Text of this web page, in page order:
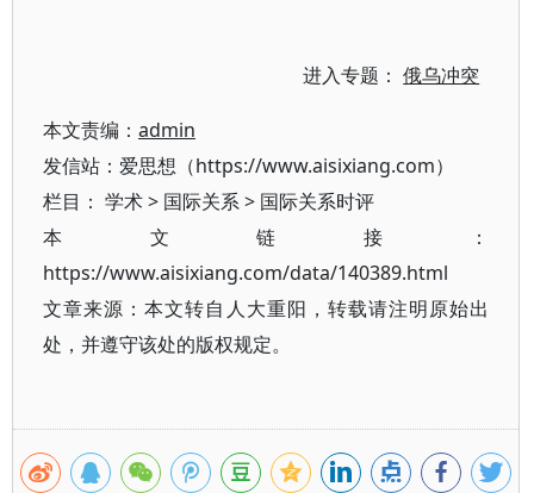
进入专题：俄乌冲突
本文责编： admin
发信站：爱思想（https://www.aisixiang.com）
栏目： 学术> 国际关系> 国际关系时评
本文链接：
https://www.aisixiang.com/data/140389.html
文章来源：本文转自人大重阳，转载请注明原始出
处，并遵守该处的版权规定。